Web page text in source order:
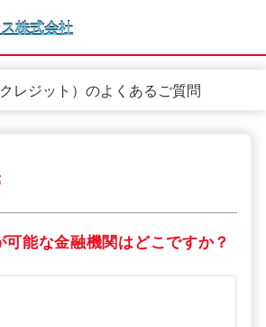
レジット）のよくあるご質問
可能な金融機関はどこですか？